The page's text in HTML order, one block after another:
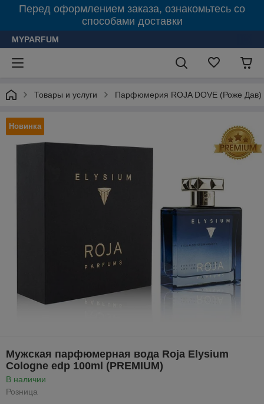
Перед оформлением заказа, ознакомьтесь со
способами доставки
MYPARFUM
Товары и услуги Парфюмерия ROJA DOVE (Роже Дав)
Новинка
Мужская парфюмерная вода Roja Elysium
Cologne edp 100ml (PREMIUM)
В наличии
Розница